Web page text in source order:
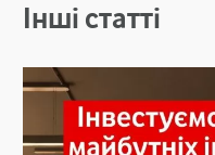
Інші статті